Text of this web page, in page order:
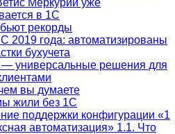
в 1С
рекорды
2019 года: автоматизированы
бухучета
— универсальные решения для
вы думаете
жили без 1С
поддержки конфигурации «1
автоматизация» 1.1. Что